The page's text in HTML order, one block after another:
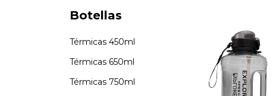
Botellas
Térmicas 450ml
Térmicas 650ml
Térmicas 750ml